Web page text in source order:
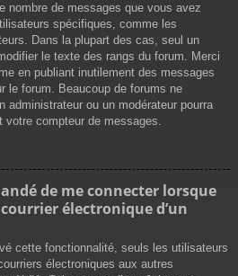
nombre de messages que vous avez
spécifiques, comme les
Dans la plupart des cas, seul un
le texte des rangs du forum. Merci
en publiant inutilement des messages
le forum. Beaucoup de forums ne
administrateur ou un modérateur pourra
votre compteur de messages.
de me connecter lorsque
électronique d’un
cette fonctionnalité, seuls les utilisateurs
électroniques aux autres